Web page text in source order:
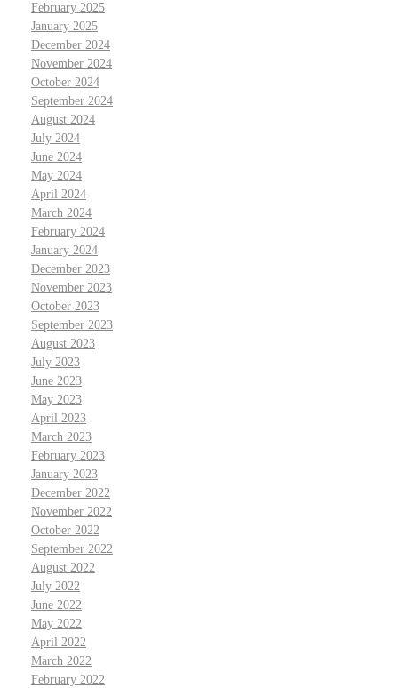
February 2025
January 2025
December 2024
November 2024
October 2024
September 2024
August 2024
July 2024
June 2024
May 2024
April 2024
March 2024
February 2024
January 2024
December 2023
November 2023
October 2023
September 2023
August 2023
July 2023
June 2023
May 2023
April 2023
March 2023
February 2023
January 2023
December 2022
November 2022
October 2022
September 2022
August 2022
July 2022
June 2022
May 2022
April 2022
March 2022
February 2022